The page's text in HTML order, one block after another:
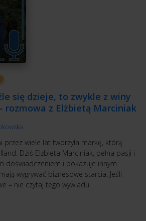
się dzieje, to zwykle z winy
rozmowa z Elżbietą Marciniak
przez wiele lat tworzyła markę, którą
Dziś Elżbieta Marciniak, pełna pasji i
doświadczeniem i pokazuje innym
wygrywać biznesowe starcia. Jeśli
– nie czytaj tego wywiadu.